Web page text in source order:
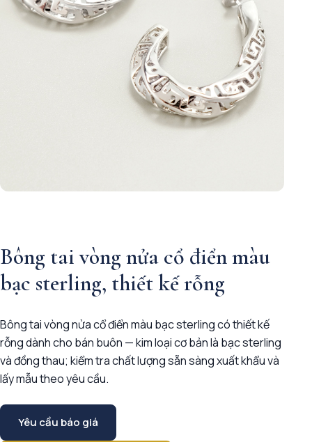
Bông tai vòng nửa cổ điển màu
bạc sterling, thiết kế rỗng
Bông tai vòng nửa cổ điển màu bạc sterling có thiết kế
rỗng dành cho bán buôn — kim loại cơ bản là bạc sterling
và đồng thau; kiểm tra chất lượng sẵn sàng xuất khẩu và
lấy mẫu theo yêu cầu.
Yêu cầu báo giá